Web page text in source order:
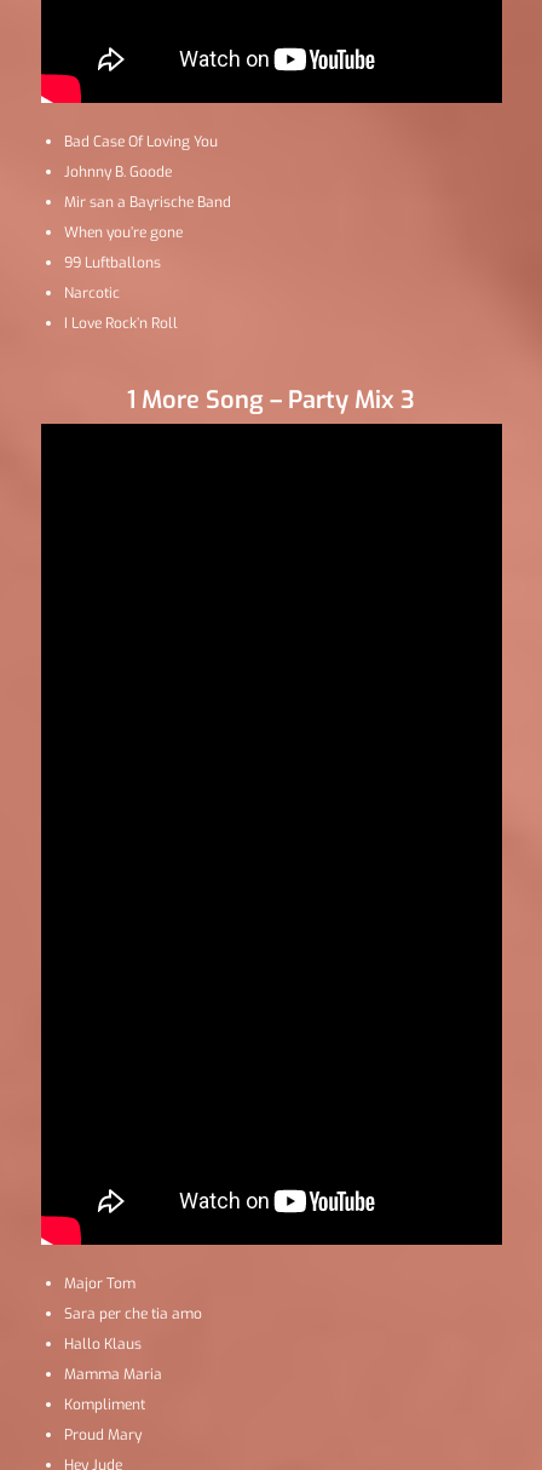
Bad Case Of Loving You
Johnny B. Goode
Mir san a Bayrische Band
When you’re gone
99 Luftballons
Narcotic
I Love Rock’n Roll
1 More Song – Party Mix 3
Major Tom
Sara per che tia amo
Hallo Klaus
Mamma Maria
Kompliment
Proud Mary
Hey Jude